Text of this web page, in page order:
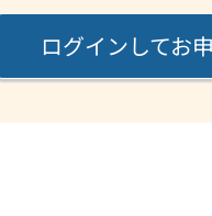
ログインしてお